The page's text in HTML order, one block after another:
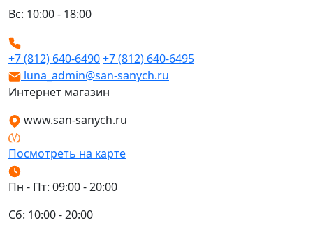
Вс: 10:00 - 18:00
+7 (812) 640-6490+7 (812) 640-6495
luna_admin@san-sanych.ru
Интернет магазин
www.san-sanych.ru
Посмотреть на карте
Пн - Пт: 09:00 - 20:00
Сб: 10:00 - 20:00